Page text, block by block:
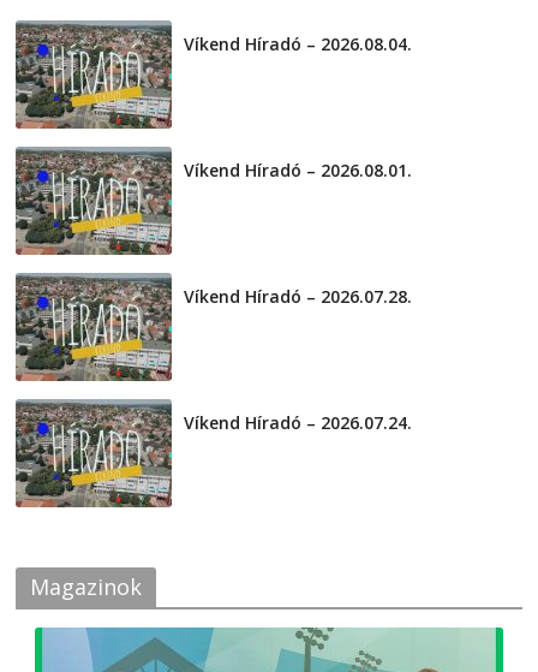
Víkend Híradó – 2026.08.04.
Víkend Híradó – 2026.08.01.
Víkend Híradó – 2026.07.28.
Víkend Híradó – 2026.07.24.
Magazinok